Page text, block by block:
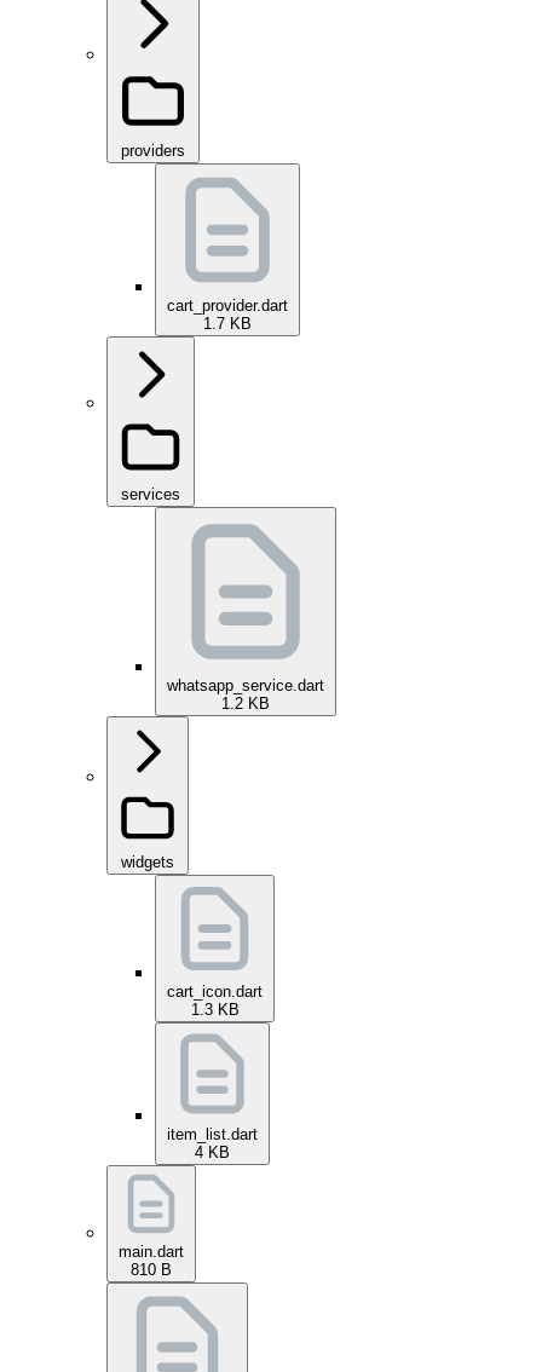
providers
cart_provider.dart
1.7 KB
services
whatsapp_service.dart
1.2 KB
widgets
cart_icon.dart
1.3 KB
item_list.dart
4 KB
main.dart
810 B